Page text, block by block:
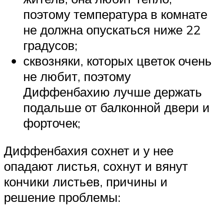
поэтому температура в комнате
не должна опускаться ниже 22
градусов;
сквозняки, которых цветок очень
не любит, поэтому
Диффенбахию лучше держать
подальше от балконной двери и
форточек;
Диффенбахия сохнет и у нее
опадают листья, сохнут и вянут
кончики листьев, причины и
решение проблемы: